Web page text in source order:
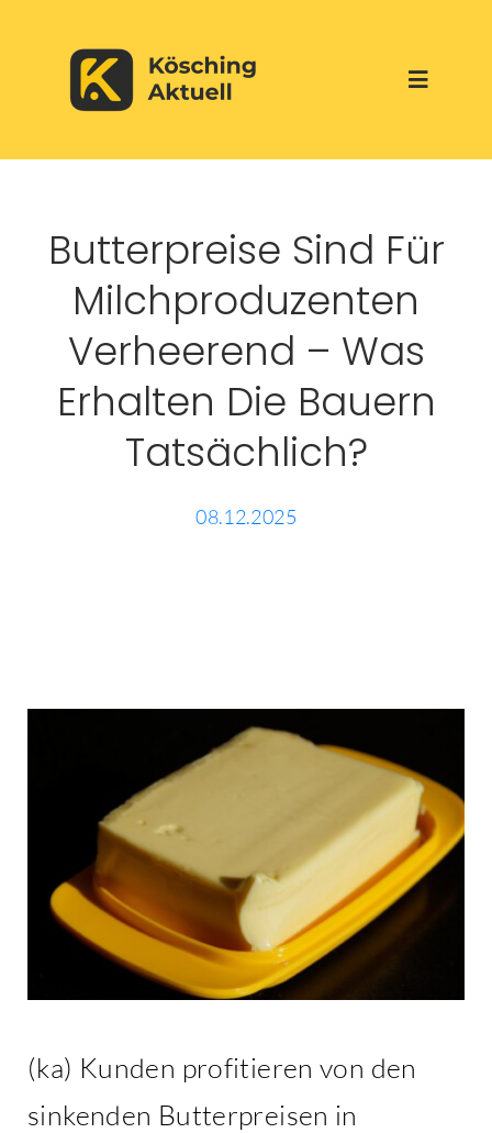
content
Toggle
Aktuelles
Über uns
Werbepartner
Veranstaltungen
Butterpreise Sind Für
Milchproduzenten
Verheerend – Was
Erhalten Die Bauern
Tatsächlich?
08.12.2025
(ka) Kunden profitieren von den
sinkenden Butterpreisen in